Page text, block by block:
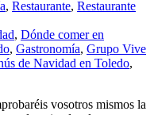
, Restaurante, Restaurante
, Dónde comer en
, Gastronomía, Grupo Vive
de Navidad en Toledo,
vosotros mismos la